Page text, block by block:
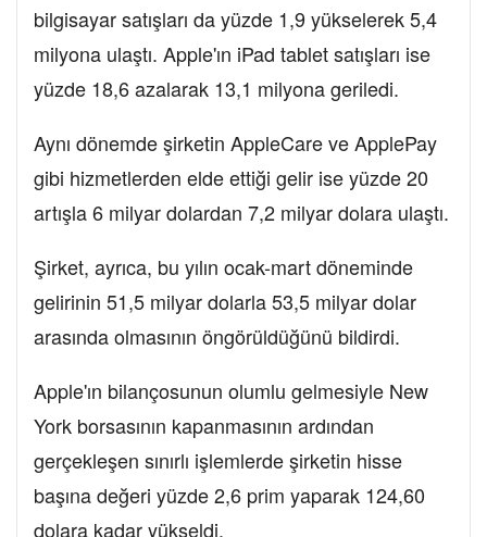
bilgisayar satışları da yüzde 1,9 yükselerek 5,4
milyona ulaştı. Apple'ın iPad tablet satışları ise
yüzde 18,6 azalarak 13,1 milyona geriledi.
Aynı dönemde şirketin AppleCare ve ApplePay
gibi hizmetlerden elde ettiği gelir ise yüzde 20
artışla 6 milyar dolardan 7,2 milyar dolara ulaştı.
Şirket, ayrıca, bu yılın ocak-mart döneminde
gelirinin 51,5 milyar dolarla 53,5 milyar dolar
arasında olmasının öngörüldüğünü bildirdi.
Apple'ın bilançosunun olumlu gelmesiyle New
York borsasının kapanmasının ardından
gerçekleşen sınırlı işlemlerde şirketin hisse
başına değeri yüzde 2,6 prim yaparak 124,60
dolara kadar yükseldi.